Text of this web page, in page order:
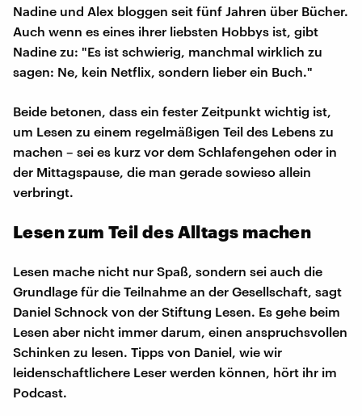
Nadine und Alex bloggen seit fünf Jahren über Bücher.
Auch wenn es eines ihrer liebsten Hobbys ist, gibt
Nadine zu: "Es ist schwierig, manchmal wirklich zu
sagen: Ne, kein Netflix, sondern lieber ein Buch."
Beide betonen, dass ein fester Zeitpunkt wichtig ist,
um Lesen zu einem regelmäßigen Teil des Lebens zu
machen – sei es kurz vor dem Schlafengehen oder in
der Mittagspause, die man gerade sowieso allein
verbringt.
Lesen zum Teil des Alltags machen
Lesen mache nicht nur Spaß, sondern sei auch die
Grundlage für die Teilnahme an der Gesellschaft, sagt
Daniel Schnock von der Stiftung Lesen. Es gehe beim
Lesen aber nicht immer darum, einen anspruchsvollen
Schinken zu lesen. Tipps von Daniel, wie wir
leidenschaftlichere Leser werden können, hört ihr im
Podcast.